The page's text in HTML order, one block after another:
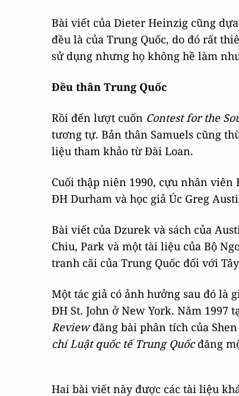
Bài viết của Dieter Heinzig cũng
đều là của Trung Quốc, do đó rất
sử dụng nhưng họ không hề làm
Đều thân Trung Quốc
Rồi đến lượt cuốn Contest for the
tương tự. Bản thân Samuels cũng
liệu tham khảo từ Đài Loan.
Cuối thập niên 1990, cựu nhân
ĐH Durham và học giả Úc Greg
Bài viết của Dzurek và sách của
Chiu, Park và một tài liệu của Bộ
tranh cãi của Trung Quốc đối với Tây
Một tác giả có ảnh hưởng sau đó là
ĐH St. John ở New York. Năm 1997
Reviewđăng bài phân tích của
chí Luật quốc tế Trung Quốcđăng
Hai bài viết này được các tài liệu